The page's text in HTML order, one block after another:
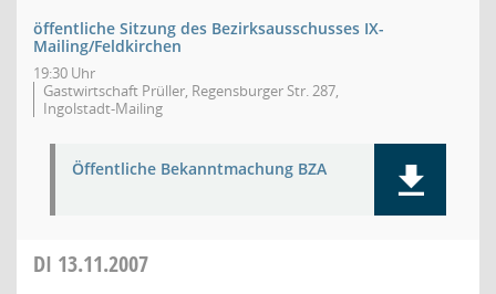
öffentliche Sitzung des Bezirksausschusses IX-
Mailing/Feldkirchen
19:30 Uhr
Gastwirtschaft Prüller, Regensburger Str. 287,
Ingolstadt-Mailing
Öffentliche Bekanntmachung BZA
DI 13.11.2007